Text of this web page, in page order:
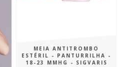
MEIA ANTITROMBO
ESTÉRIL - PANTURRILHA -
18-23 MMHG - SIGVARIS